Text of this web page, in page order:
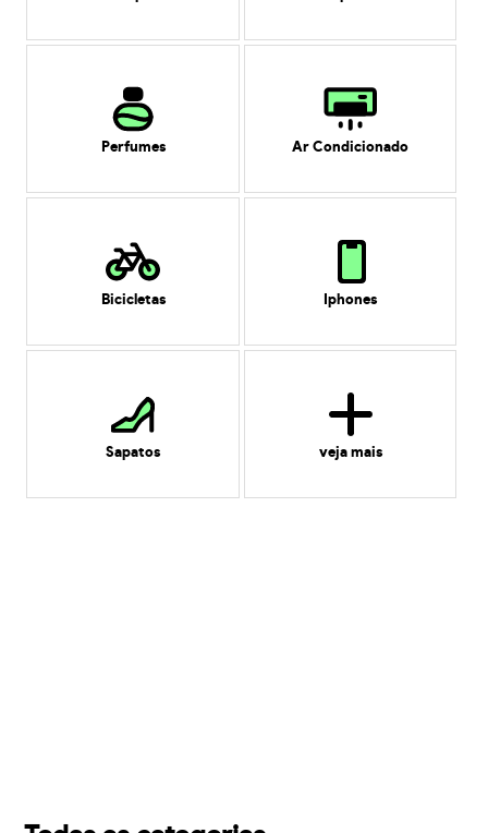
Perfumes Ar Condicionado
Bicicletas Iphones
Sapatos veja mais